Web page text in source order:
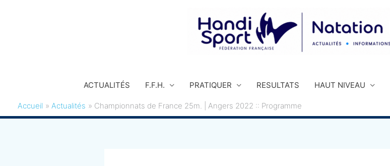
ACTUALITÉS F.F.H. PRATIQUER RESULTATS HAUT NIVEAU
Accueil Actualités Championnats de France 25m. | Angers 2022 :: Programme